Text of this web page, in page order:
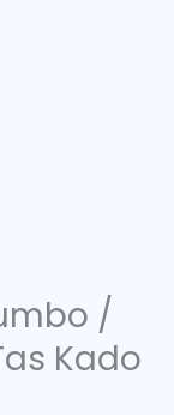
/
Kado